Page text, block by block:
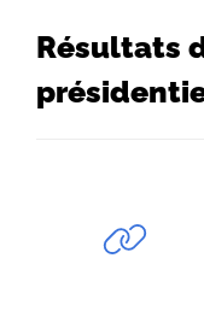
Résultats